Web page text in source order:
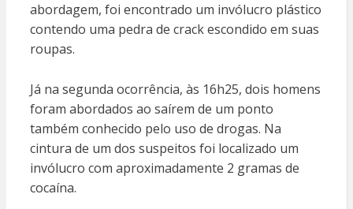
abordagem, foi encontrado um invólucro plástico
contendo uma pedra de crack escondido em suas
roupas.
Já na segunda ocorrência, às 16h25, dois homens
foram abordados ao saírem de um ponto
também conhecido pelo uso de drogas. Na
cintura de um dos suspeitos foi localizado um
invólucro com aproximadamente 2 gramas de
cocaína.